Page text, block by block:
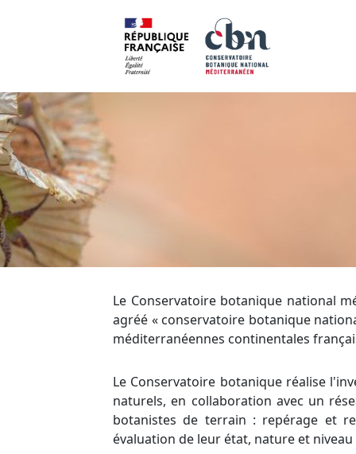
Le Conservatoire botanique national
agréé « conservatoire botanique
méditerranéennes continentales
Le Conservatoire botanique réalise
naturels, en collaboration avec un
botanistes de terrain : repérage et
évaluation de leur état, nature et niveau